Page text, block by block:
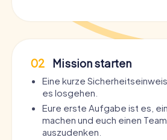
02 Mission starten
Eine kurze
es losgehen.
Eure erste Aufgabe ist es,
machen und euch einen
auszudenken.